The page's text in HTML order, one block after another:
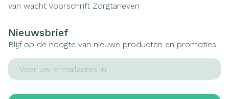
van wacht Voorschrift Zorgtarieven
Nieuwsbrief
Blijf op de hoogte van nieuwe producten en promoties
E-mail adres